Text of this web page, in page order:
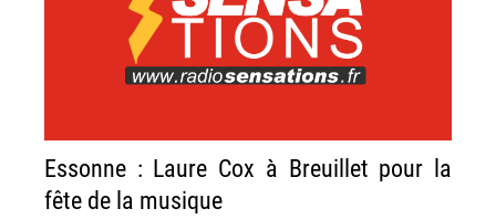
Essonne : Laure Cox à Breuillet pour la
fête de la musique